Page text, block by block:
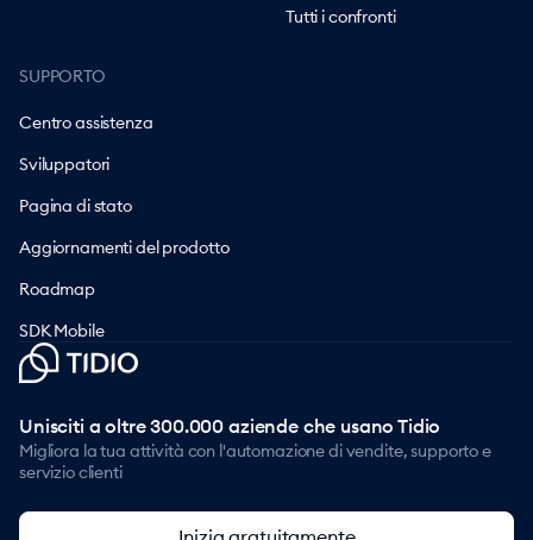
Tutti i confronti
SUPPORTO
Centro assistenza
Sviluppatori
Pagina di stato
Aggiornamenti del prodotto
Roadmap
SDK Mobile
Unisciti a oltre 300.000 aziende che usano Tidio
Migliora la tua attività con l'automazione di vendite, supporto e
servizio clienti